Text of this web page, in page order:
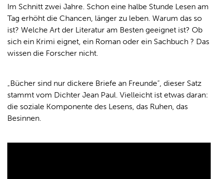
Im Schnitt zwei Jahre. Schon eine halbe Stunde Lesen am
Tag erhöht die Chancen, länger zu leben. Warum das so
ist? Welche Art der Literatur am Besten geeignet ist? Ob
sich ein Krimi eignet, ein Roman oder ein Sachbuch ? Das
wissen die Forscher nicht.
„Bücher sind nur dickere Briefe an Freunde“, dieser Satz
stammt vom Dichter Jean Paul. Vielleicht ist etwas daran:
die soziale Komponente des Lesens, das Ruhen, das
Besinnen.